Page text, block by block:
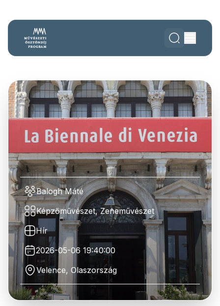
Balogh Máté
Képzőművészet, Zeneművészet
Hír
2026-05-06 19:40:00
Velence, Olaszország